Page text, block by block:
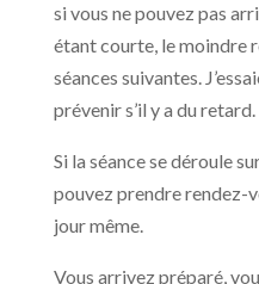
si vous ne pouvez pas
étant courte, le moindre
séances suivantes.
prévenir s’il y a du retard.
Si la séance se déroule
pouvez prendre rendez-
jour même.
Vous arrivez préparé,